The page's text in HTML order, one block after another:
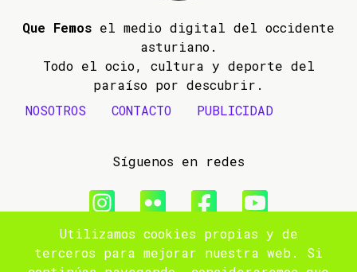
Que Femos el medio digital del occidente
asturiano.
Todo el ocio, cultura y deporte del
paraíso por descubrir.
NOSOTROS
CONTACTO PUBLICIDAD
Síguenos en redes
© 2009- 2026 Que Femos
Utilizamos cookies propias y de
terceros para mejorar nuestra web. Si